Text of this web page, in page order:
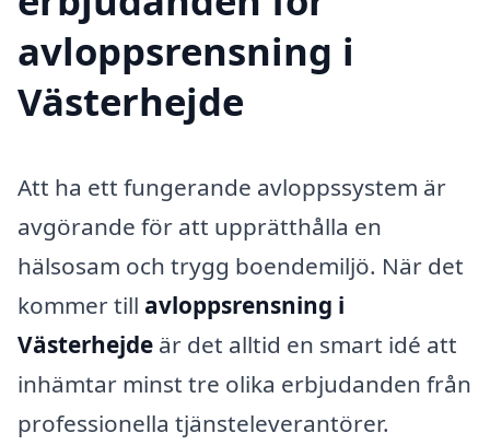
avloppsrensning i
Västerhejde
Att ha ett fungerande avloppssystem är
avgörande för att upprätthålla en
hälsosam och trygg boendemiljö. När det
kommer till avloppsrensning i
Västerhejde är det alltid en smart idé att
inhämtar minst tre olika erbjudanden från
professionella tjänsteleverantörer.